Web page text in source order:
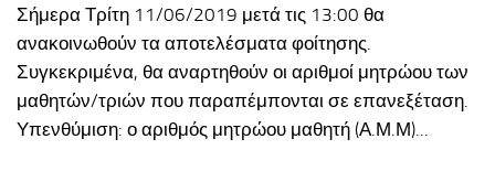
Σήμερα Τρίτη 11/06/2019 μετά τις 13:00 θα
ανακοινωθούν τα αποτελέσματα φοίτησης.
Συγκεκριμένα, θα αναρτηθούν οι αριθμοί μητρώου των
μαθητών/τριών που παραπέμπονται σε επανεξέταση.
Υπενθύμιση: ο αριθμός μητρώου μαθητή (Α.Μ.Μ)...